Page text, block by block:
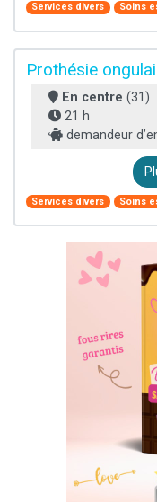
Services divers Soins
Prothésie
En centre (31)
21 h
demandeur
Services divers Soins